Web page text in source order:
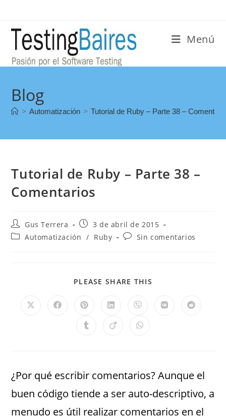
Menú
Blog
> Automatización > Tutorial de Ruby – Parte 38 –
Tutorial de Ruby – Parte 38 –
Comentarios
Gus Terrera
3 de abril de 2015
Automatización / Ruby Sin comentarios
PLEASE SHARE THIS
¿Por qué escribir comentarios? Aunque el
buen código tiende a ser auto-descriptivo, a
menudo es útil realizar comentarios en el